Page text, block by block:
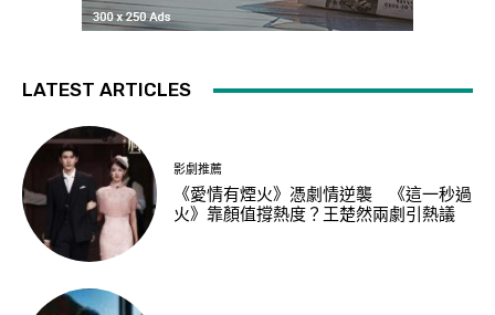
LATEST ARTICLES
影劇推薦
《愛情有煙火》憑劇情逆襲 《這一秒過
火》靠顏值撐熱度？王楚然兩劇引熱議